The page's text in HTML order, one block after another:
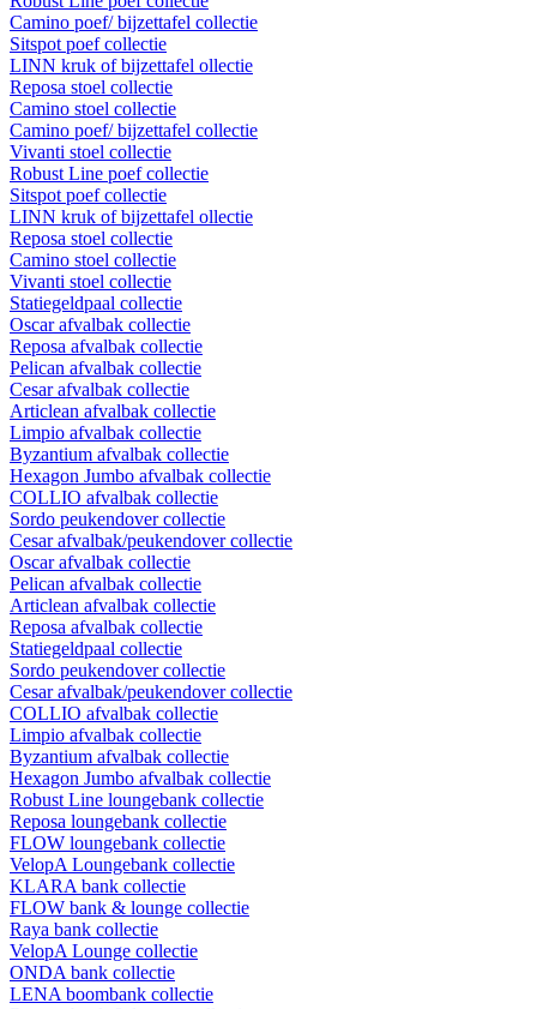
Camino poef/ bijzettafel collectie
Sitspot poef collectie
LINN kruk of bijzettafel ollectie
Reposa stoel collectie
Camino stoel collectie
Camino poef/ bijzettafel collectie
Vivanti stoel collectie
Robust Line poef collectie
Sitspot poef collectie
LINN kruk of bijzettafel ollectie
Reposa stoel collectie
Camino stoel collectie
Vivanti stoel collectie
Statiegeldpaal collectie
Oscar afvalbak collectie
Reposa afvalbak collectie
Pelican afvalbak collectie
Cesar afvalbak collectie
Articlean afvalbak collectie
Limpio afvalbak collectie
Byzantium afvalbak collectie
Hexagon Jumbo afvalbak collectie
COLLIO afvalbak collectie
Sordo peukendover collectie
Cesar afvalbak/peukendover collectie
Oscar afvalbak collectie
Pelican afvalbak collectie
Articlean afvalbak collectie
Reposa afvalbak collectie
Statiegeldpaal collectie
Sordo peukendover collectie
Cesar afvalbak/peukendover collectie
COLLIO afvalbak collectie
Limpio afvalbak collectie
Byzantium afvalbak collectie
Hexagon Jumbo afvalbak collectie
Robust Line loungebank collectie
Reposa loungebank collectie
FLOW loungebank collectie
VelopA Loungebank collectie
KLARA bank collectie
FLOW bank & lounge collectie
Raya bank collectie
VelopA Lounge collectie
ONDA bank collectie
LENA boombank collectie